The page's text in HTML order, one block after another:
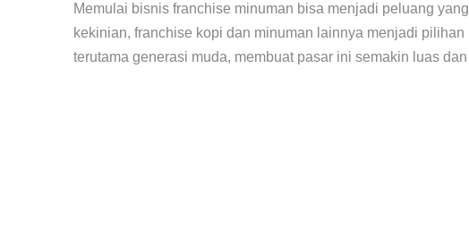
Memulai bisnis franchise minuman bisa menjadi peluang
kekinian, franchise kopi dan minuman lainnya menjadi
terutama generasi muda, membuat pasar ini semakin luas